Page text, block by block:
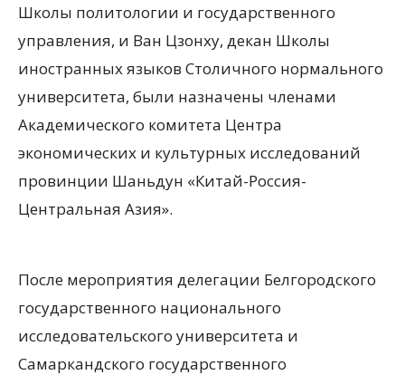
Школы политологии и государственного
управления, и Ван Цзонху, декан Школы
иностранных языков Столичного нормального
университета, были назначены членами
Академического комитета Центра
экономических и культурных исследований
провинции Шаньдун «Китай-Россия-
Центральная Азия».
После мероприятия делегации Белгородского
государственного национального
исследовательского университета и
Самаркандского государственного